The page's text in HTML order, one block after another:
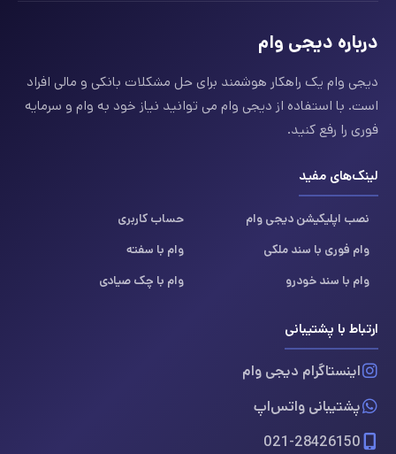
درباره دیجی وام
دیجی وام یک راهکار هوشمند برای حل مشکلات بانکی و مالی افراد
است. با استفاده از دیجی وام می توانید نیاز خود به وام و سرمایه
فوری را رفع کنید.
لینک‌های مفید
نصب اپلیکیشن دیجی وام
حساب کاربری
وام فوری با سند ملکی
وام با سفته
وام با سند خودرو
وام با چک صیادی
ارتباط با پشتیبانی
اینستاگرام دیجی وام
پشتیبانی واتس‌اپ
021-28426150